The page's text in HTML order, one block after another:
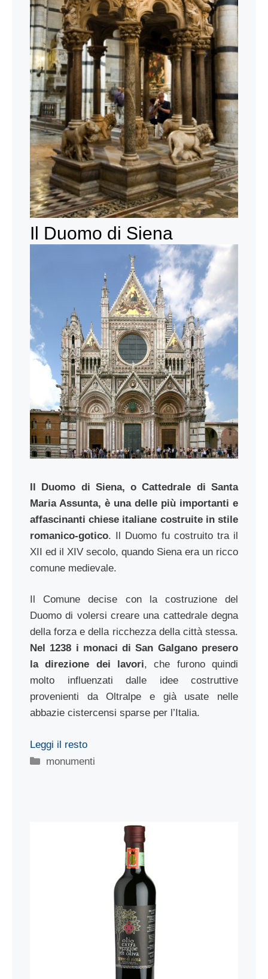
Il Duomo di Siena
Il Duomo di Siena, o Cattedrale di Santa
Maria Assunta, è una delle più importanti e
affascinanti chiese italiane costruite in stile
romanico-gotico. Il Duomo fu costruito tra il
XII ed il XIV secolo, quando Siena era un ricco
comune medievale.
Il Comune decise con la costruzione del
Duomo di volersi creare una cattedrale degna
della forza e della ricchezza della città stessa.
Nel 1238 i monaci di San Galgano presero
la direzione dei lavori, che furono quindi
molto influenzati dalle idee costruttive
provenienti da Oltralpe e già usate nelle
abbazie cistercensi sparse per l’Italia.
Leggi il resto
Categorie
monumenti